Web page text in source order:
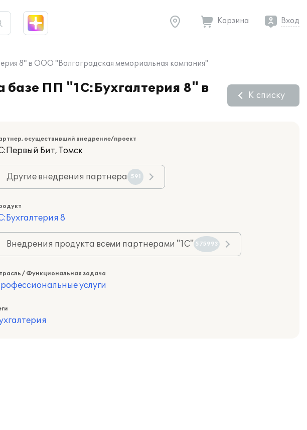
Корзина Вход
8" в ООО "Волгоградская мемориальная компания"
базе ПП "1С:Бухгалтерия 8" в
К списку
осуществивший внедрение/проект
Бит, Томск
Другие внедрения партнера 591
8
Внедрения продукта всеми партнерами "1С" 575993
/ Функциональная задача
услуги